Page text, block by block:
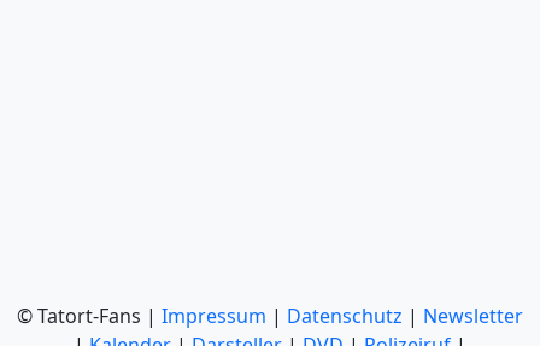
© Tatort-Fans | Impressum | Datenschutz | Newsletter